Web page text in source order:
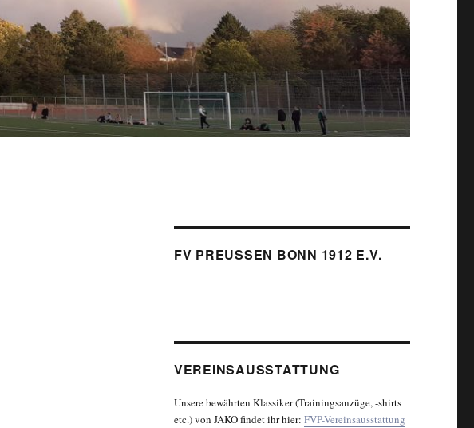
FV PREUSSEN BONN 1912 E.V.
VEREINSAUSSTATTUNG
Unsere bewährten Klassiker (Trainingsanzüge, -shirts
etc.) von JAKO findet ihr hier: FVP-Vereinsausstattung